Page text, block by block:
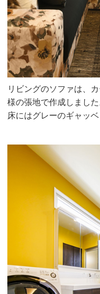
リビングのソファは、
様の張地で作成しまし
床にはグレーのギャッベ